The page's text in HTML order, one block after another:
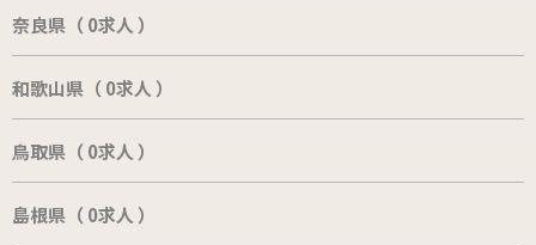
奈良県（ 0求人 ）
和歌山県（ 0求人 ）
鳥取県（ 0求人 ）
島根県（ 0求人 ）